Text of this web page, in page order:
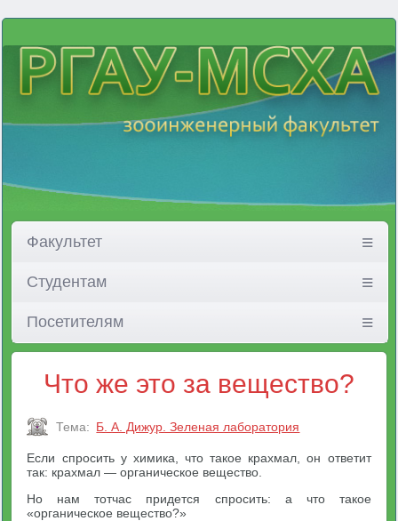
Факультет
Студентам
Посетителям
Что же это за вещество?
Тема: Б. А. Дижур. Зеленая лаборатория
Если спросить у химика, что такое крахмал, он ответит
так: крахмал — органическое вещество.
Но нам тотчас придется спросить: а что такое
«органическое вещество?»